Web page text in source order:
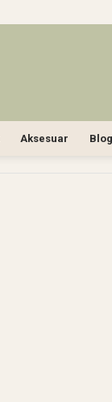
Aksesuar Blog